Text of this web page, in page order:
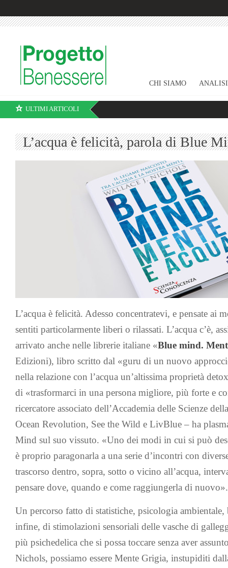
CHI SIAMO ANALISI
ULTIMI ARTICOLI
L’acqua è felicità, parola di Blue
L’acqua è felicità. Adesso concentratevi, e pensate ai
sentiti particolarmente liberi o rilassati. L’acqua c’è,
arrivato anche nelle librerie italiane «Blue mind.
Edizioni), libro scritto dal «guru di un nuovo
nella relazione con l’acqua un’altissima proprietà
di «trasformarci in una persona migliore, più forte e
ricercatore associato dell’Accademia delle Scienze
Ocean Revolution, See the Wild e LivBlue – ha
Mind sul suo vissuto. «Uno dei modi in cui si può
è proprio paragonarla a una serie d’incontri con
trascorso dentro, sopra, sotto o vicino all’acqua,
pensare dove, quando e come raggiungerla di nuovo».
Un percorso fatto di statistiche, psicologia
infine, di stimolazioni sensoriali delle vasche di
più psichedelica che si possa toccare senza aver
Nichols, possiamo essere Mente Grigia, instupiditi